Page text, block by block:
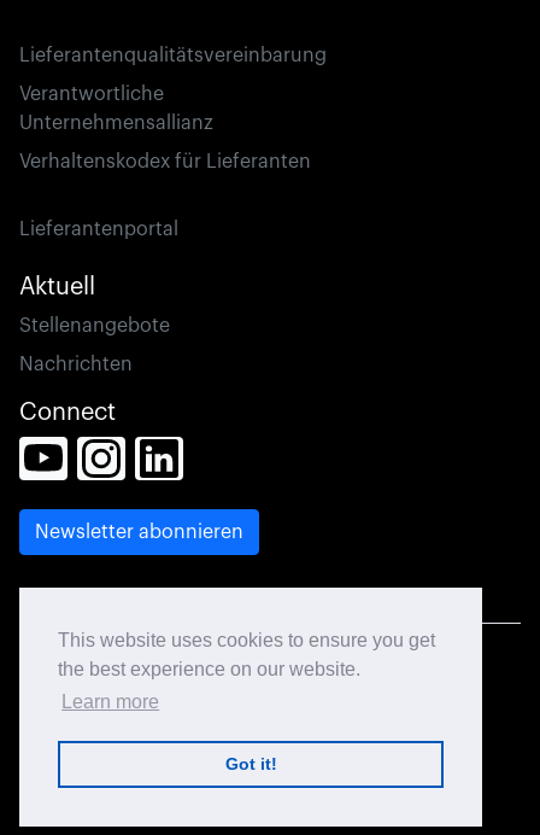
This website uses cookies to ensure you get
the best experience on our website.
Learn more
Got it!
Lieferantenqualitätsvereinbarung
Verantwortliche
Unternehmensallianz
Verhaltenskodex für Lieferanten
Lieferantenportal
Aktuell
Stellenangebote
Nachrichten
Connect
© 2026 CCL Design. All rights reserved.
Site Map